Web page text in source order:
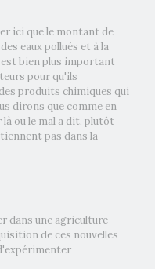
ici que le montant de
eaux pollués et à la
bien plus important
pour qu'ils
produits chimiques qui
dirons que comme en
ou le mal a dit, plutôt
pas dans la
dans une agriculture
de ces nouvelles